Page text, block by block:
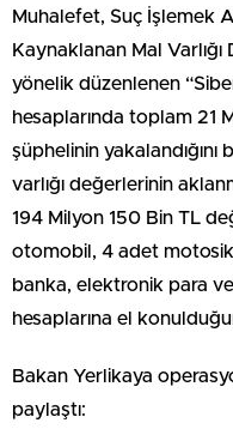
Muhalefet, Suç İşlemek
Kaynaklanan Mal Varlığı
yönelik düzenlenen
hesaplarında toplam 21
şüphelinin
varlığı değerlerinin
194 Milyon 150 Bin TL
otomobil, 4 adet
banka, elektronik para
hesaplarına el
Bakan Yerlikaya
paylaştı: